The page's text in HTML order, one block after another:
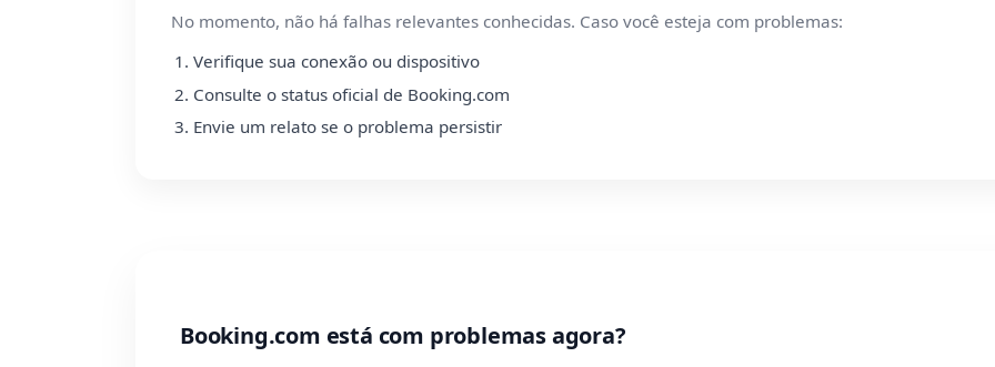
No momento, não há falhas relevantes conhecidas. Caso você esteja com problemas:
Verifique sua conexão ou dispositivo
Consulte o status oficial de Booking.com
Envie um relato se o problema persistir
Booking.com está com problemas agora?